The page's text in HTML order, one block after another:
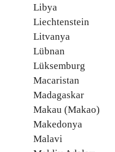
Libya
Liechtenstein
Litvanya
Lübnan
Lüksemburg
Macaristan
Madagaskar
Makau (Makao)
Makedonya
Malavi